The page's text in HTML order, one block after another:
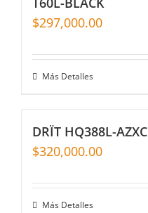
$297,000.00
Más Detalles
DRÏT HQ388L-AZXC
$320,000.00
Más Detalles